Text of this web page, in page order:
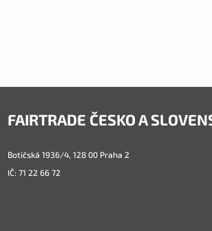
FAIRTRADE ČESKO A
Botičská 1936/4, 128 00 Praha 2
IČ: 71 22 66 72